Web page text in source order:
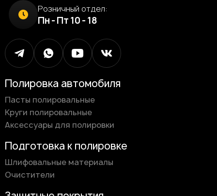
Розничный отдел:
Пн - Пт 10 - 18
Полировка автомобиля
Пасты полировальные
Круги полировальные
Аксессуары для полировки
Подготовка к полировке
Шлифовальные материалы
Очистители